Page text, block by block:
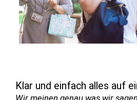
Klar und einfach alles auf